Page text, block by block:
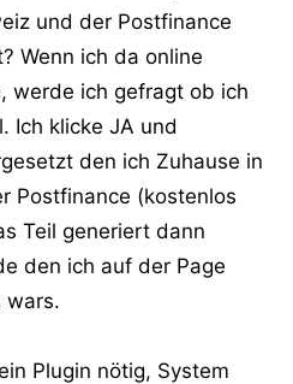
und der Postfinance
Wenn ich da online
werde ich gefragt ob ich
Ich klicke JA und
den ich Zuhause in
Postfinance (kostenlos
Teil generiert dann
den ich auf der Page
wars.
Plugin nötig, System